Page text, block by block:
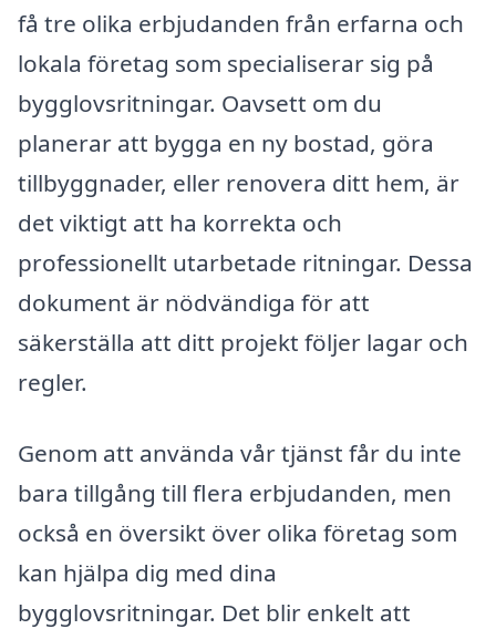
få tre olika erbjudanden från erfarna och
lokala företag som specialiserar sig på
bygglovsritningar. Oavsett om du
planerar att bygga en ny bostad, göra
tillbyggnader, eller renovera ditt hem, är
det viktigt att ha korrekta och
professionellt utarbetade ritningar. Dessa
dokument är nödvändiga för att
säkerställa att ditt projekt följer lagar och
regler.
Genom att använda vår tjänst får du inte
bara tillgång till flera erbjudanden, men
också en översikt över olika företag som
kan hjälpa dig med dina
bygglovsritningar. Det blir enkelt att